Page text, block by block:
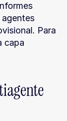
agentes
Para
capa